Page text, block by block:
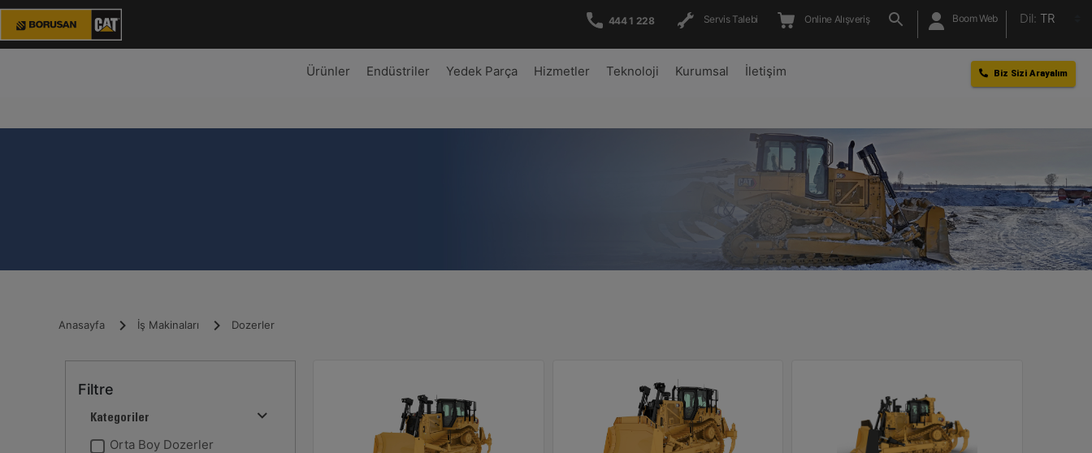
444 1 228 Servis Talebi Online Alışveriş Boom Web Dil: TR
Ürünler Endüstriler Yedek Parça Hizmetler Teknoloji Kurumsal İletişim Biz Sizi Arayalım
Anasayfa İş Makinaları Dozerler
Filtre
Kategoriler
Orta Boy Dozerler